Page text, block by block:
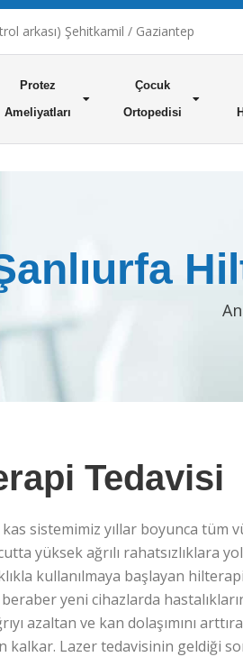
arkası) Şehitkamil / Gaziantep
Protez
Ameliyatları
Çocuk
Ortopedisi
Tedavisi
sistemimiz yıllar boyunca tüm
yüksek ağrılı rahatsızlıklara
kullanılmaya başlayan
yeni cihazlarda
azaltan ve kan dolaşımını
kalkar. Lazer tedavisinin geldiği